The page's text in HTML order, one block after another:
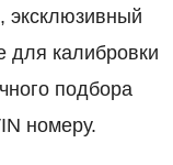
эксклюзивный
для калибровки
подбора
номеру.